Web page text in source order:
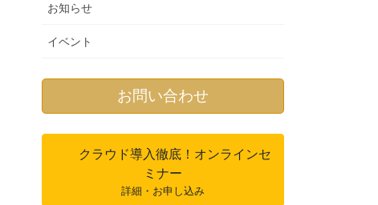
お知らせ
イベント
お問い合わせ
クラウド導入徹底！オンラインセ
ミナー
詳細・お申し込み